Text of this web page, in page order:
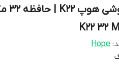
K22 32
Hope